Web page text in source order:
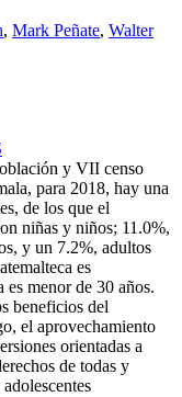
, Mark Peñate, Walter
y VII censo
para 2018, hay una
de los que el
niñas y niños; 11.0%,
y un 7.2%, adultos
es
menor de 30 años.
beneficios del
el aprovechamiento
orientadas a
de todas y